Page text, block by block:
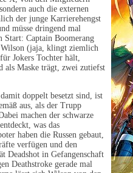
auch die externen
der junge Karrierehengst
müsse dringend mal
Start: Captain Boomerang
Wilson (jaja, klingt ziemlich
Jokers Tochter hält,
als Maske trägt, zwei zutiefst
doppelt besetzt sind, ist
aus, als der Trupp
machen der schwarze
was das
haben die Russen gebaut,
verfügen und den
Deadshot in Gefangenschaft
Deathstroke gerade mal